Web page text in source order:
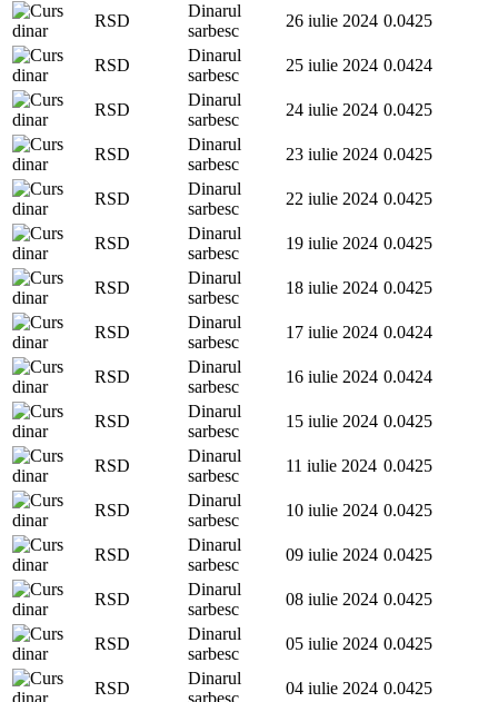
RSD
Dinarul
sarbesc
26 iulie 2024 0.0425
RSD
Dinarul
sarbesc
25 iulie 2024 0.0424
RSD
Dinarul
sarbesc
24 iulie 2024 0.0425
RSD
Dinarul
sarbesc
23 iulie 2024 0.0425
RSD
Dinarul
sarbesc
22 iulie 2024 0.0425
RSD
Dinarul
sarbesc
19 iulie 2024 0.0425
RSD
Dinarul
sarbesc
18 iulie 2024 0.0425
RSD
Dinarul
sarbesc
17 iulie 2024 0.0424
RSD
Dinarul
sarbesc
16 iulie 2024 0.0424
RSD
Dinarul
sarbesc
15 iulie 2024 0.0425
RSD
Dinarul
sarbesc
11 iulie 2024 0.0425
RSD
Dinarul
sarbesc
10 iulie 2024 0.0425
RSD
Dinarul
sarbesc
09 iulie 2024 0.0425
RSD
Dinarul
sarbesc
08 iulie 2024 0.0425
RSD
Dinarul
sarbesc
05 iulie 2024 0.0425
RSD
Dinarul
04 iulie 2024 0.0425